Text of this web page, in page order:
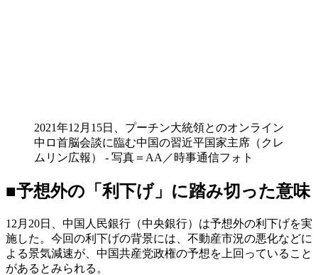
2021年12月15日、プーチン大統領とのオンライン
中ロ首脳会談に臨む中国の習近平国家主席（クレ
ムリン広報） - 写真＝AA／時事通信フォト
■予想外の「利下げ」に踏み切った意味
12月20日、中国人民銀行（中央銀行）は予想外の利下げを実
施した。今回の利下げの背景には、不動産市況の悪化などに
よる景気減速が、中国共産党政権の予想を上回っていること
があるとみられる。